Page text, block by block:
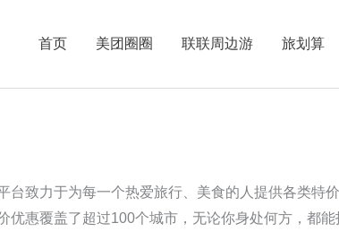
首页 美团圈圈 联联周边游 旅划算
致力于为每一个热爱旅行、美食的人提供各类特
惠覆盖了超过100个城市，无论你身处何方，都能